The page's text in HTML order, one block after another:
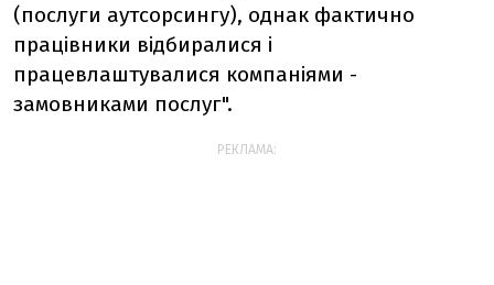
(послуги аутсорсингу), однак фактично
працівники відбиралися і
працевлаштувалися компаніями -
замовниками послуг".
РЕКЛАМА: